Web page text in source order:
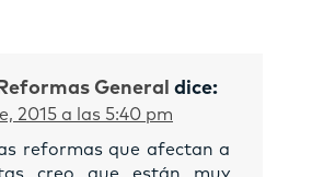
General dice:
2015 a las 5:40 pm
reformas que afectan a
creo que están muy